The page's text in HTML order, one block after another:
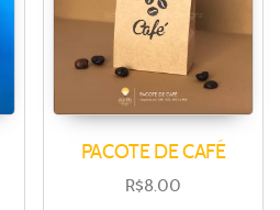
PACOTE DE CAFÉ
R$8.00